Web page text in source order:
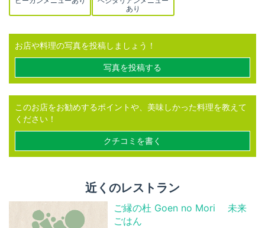
あり
お店や料理の写真を投稿しましょう！
写真を投稿する
このお店をお勧めするポイントや、美味しかった料理を教えて
ください！
クチコミを書く
近くのレストラン
ご縁の杜 Goen no Mori 未来
ごはん